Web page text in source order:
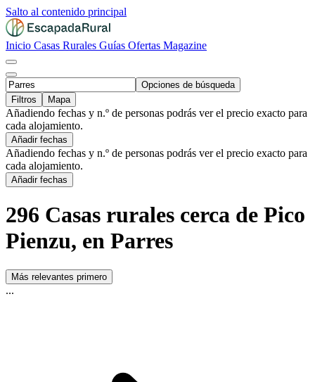
Salto al contenido principal
Inicio Casas Rurales Guías Ofertas Magazine
Opciones de búsqueda
Filtros
Mapa
Añadiendo fechas y n.º de personas podrás ver el precio exacto para
cada alojamiento.
Añadir fechas
Añadiendo fechas y n.º de personas podrás ver el precio exacto para
cada alojamiento.
Añadir fechas
296 Casas rurales cerca de Pico
Pienzu, en Parres
Más relevantes primero
...